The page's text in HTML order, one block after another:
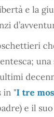
e la
in "I tre
e il